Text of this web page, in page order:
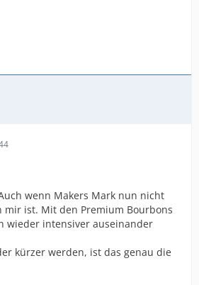
wenn Makers Mark nun nicht
mir ist. Mit den Premium Bourbons
wieder intensiver auseinander
kürzer werden, ist das genau die